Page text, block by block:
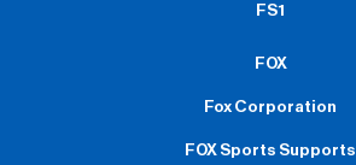
FS1
FOX
Fox Corporation
FOX Sports Supports